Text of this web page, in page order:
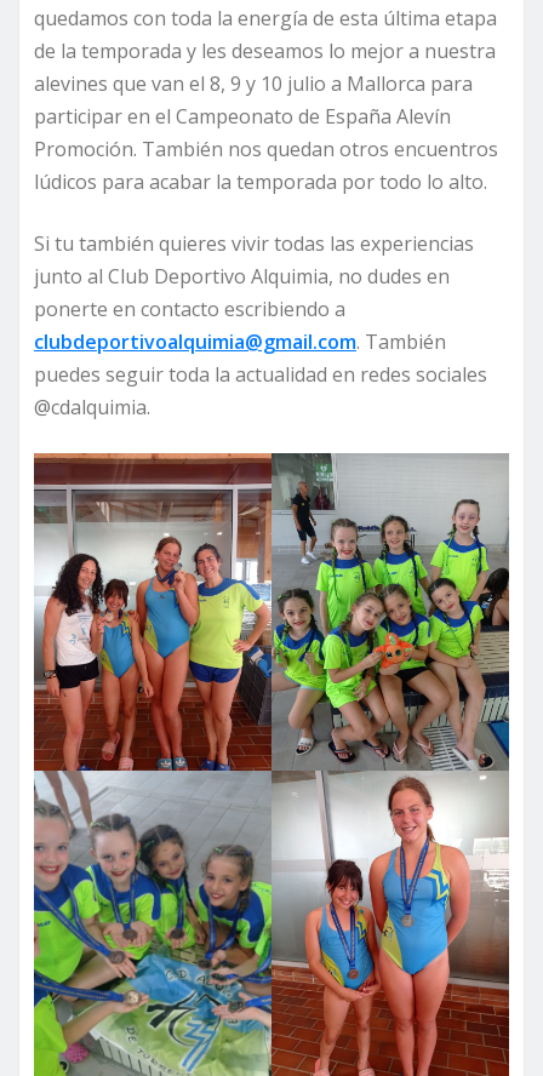
quedamos con toda la energía de esta última etapa
de la temporada y les deseamos lo mejor a nuestra
alevines que van el 8, 9 y 10 julio a Mallorca para
participar en el Campeonato de España Alevín
Promoción. También nos quedan otros encuentros
lúdicos para acabar la temporada por todo lo alto.
Si tu también quieres vivir todas las experiencias
junto al Club Deportivo Alquimia, no dudes en
ponerte en contacto escribiendo a
clubdeportivoalquimia@gmail.com. También
puedes seguir toda la actualidad en redes sociales
@cdalquimia.